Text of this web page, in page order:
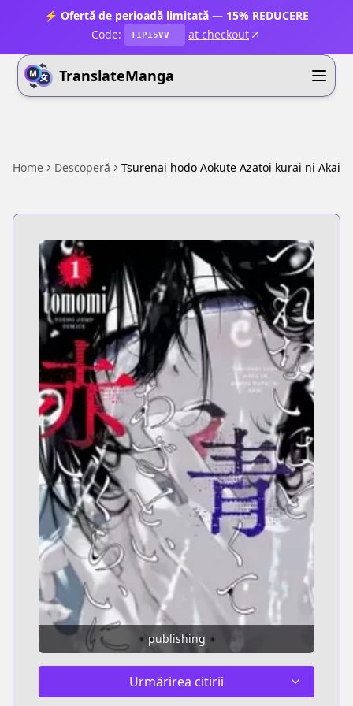
⚡ Ofertă de perioadă limitată — 15% REDUCERE
Code:
T1P15VV at checkout
TranslateManga
Home Descoperă Tsurenai hodo Aokute Azatoi kurai ni Akai
publishing
Urmărirea citirii